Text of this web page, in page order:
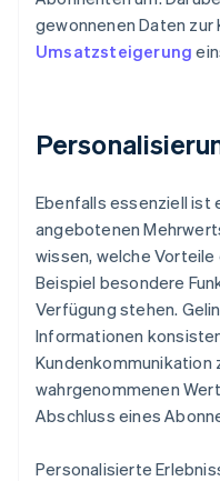
gewonnenen Daten zur
Umsatzsteigerung
Ebenfalls essenziell ist
angebotenen
wissen, welche
Beispiel besondere
Verfügung stehen.
Informationen
Kundenkommunikation
wahrgenommenen
Abschluss eines
Personalisierte